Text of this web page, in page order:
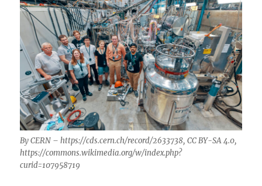
By CERN – https://cds.cern.ch/record/2633738, CC BY-SA 4.0,
https://commons.wikimedia.org/w/index.php?
curid=107958719